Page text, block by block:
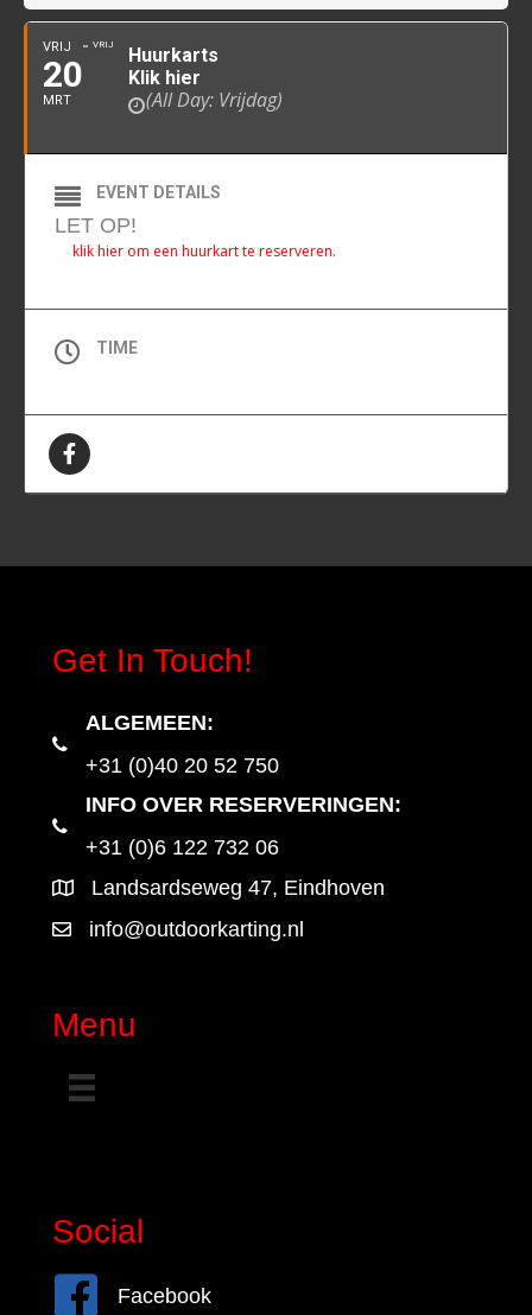
VRIJ
20
MRT
VRIJ
Huurkarts
Klik hier
(All Day: Vrijdag)
EVENT DETAILS
LET OP!
klik hier om een huurkart te reserveren.
TIME
Get In Touch!
ALGEMEEN:
+31 (0)40 20 52 750
INFO OVER RESERVERINGEN:
+31 (0)6 122 732 06
Landsardseweg 47, Eindhoven
info@outdoorkarting.nl
Menu
Social
FacebookFacebook